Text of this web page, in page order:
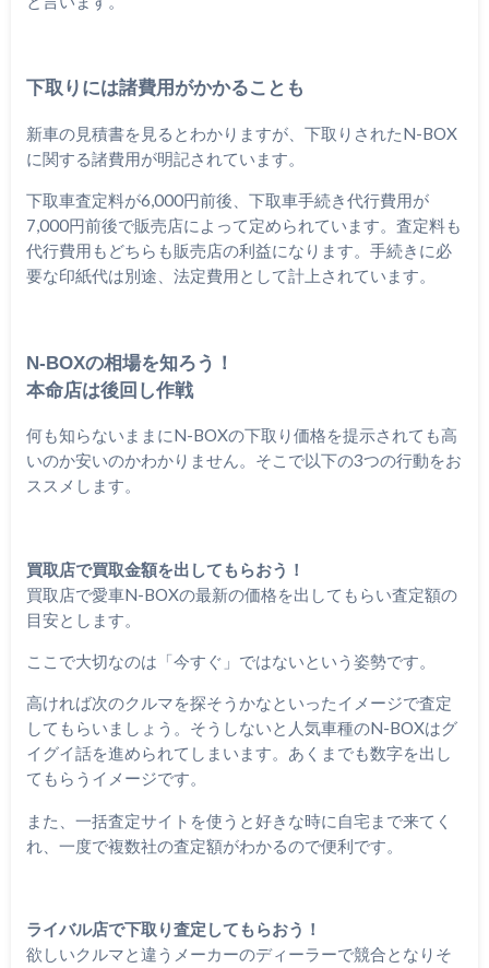
下取りには諸費用がかかることも
新車の見積書を見るとわかりますが、下取りされたN-BOX
に関する諸費用が明記されています。
下取車査定料が6,000円前後、下取車手続き代行費用が
7,000円前後で販売店によって定められています。査定料も
代行費用もどちらも販売店の利益になります。手続きに必
要な印紙代は別途、法定費用として計上されています。
N-BOXの相場を知ろう！
本命店は後回し作戦
何も知らないままにN-BOXの下取り価格を提示されても高
いのか安いのかわかりません。そこで以下の3つの行動をお
ススメします。
買取店で買取金額を出してもらおう！
買取店で愛車N-BOXの最新の価格を出してもらい査定額の
目安とします。
ここで大切なのは「今すぐ」ではないという姿勢です。
高ければ次のクルマを探そうかなといったイメージで査定
してもらいましょう。そうしないと人気車種のN-BOXはグ
イグイ話を進められてしまいます。あくまでも数字を出し
てもらうイメージです。
また、一括査定サイトを使うと好きな時に自宅まで来てく
れ、一度で複数社の査定額がわかるので便利です。
ライバル店で下取り査定してもらおう！
欲しいクルマと違うメーカーのディーラーで競合となりそ